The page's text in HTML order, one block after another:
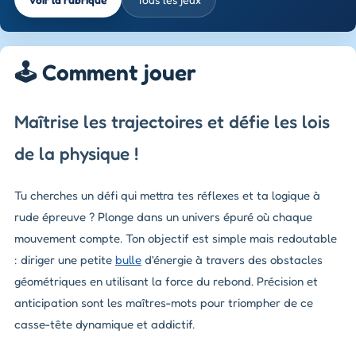
🕹️ Comment jouer
Maîtrise les trajectoires et défie les lois
de la physique !
Tu cherches un défi qui mettra tes réflexes et ta logique à
rude épreuve ? Plonge dans un univers épuré où chaque
mouvement compte. Ton objectif est simple mais redoutable
: diriger une petite bulle d'énergie à travers des obstacles
géométriques en utilisant la force du rebond. Précision et
anticipation sont les maîtres-mots pour triompher de ce
casse-tête dynamique et addictif.